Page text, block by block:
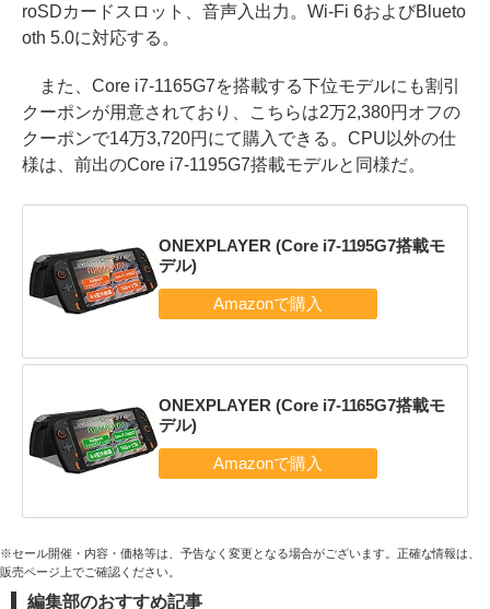
roSDカードスロット、音声入出力。Wi-Fi 6およびBlueto
oth 5.0に対応する。
また、Core i7-1165G7を搭載する下位モデルにも割引
クーポンが用意されており、こちらは2万2,380円オフの
クーポンで14万3,720円にて購入できる。CPU以外の仕
様は、前出のCore i7-1195G7搭載モデルと同様だ。
ONEXPLAYER (Core i7-1195G7搭載モ
デル)
ONEXPLAYER (Core i7-1165G7搭載モ
デル)
※セール開催・内容・価格等は、予告なく変更となる場合がございます。正確な情報は、
販売ページ上でご確認ください。
編集部のおすすめ記事